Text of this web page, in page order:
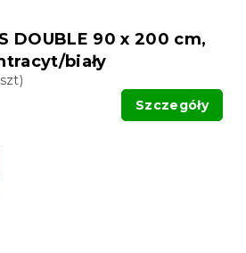
DOUBLE 90 x 200 cm,
biały
Szczegóły